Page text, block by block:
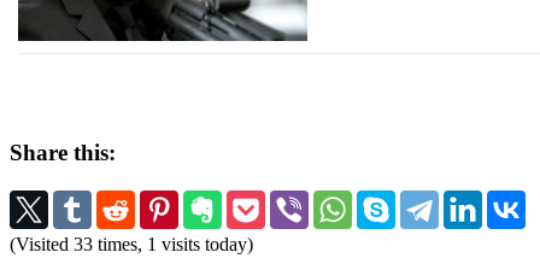
Share this:
(Visited 33 times, 1 visits today)